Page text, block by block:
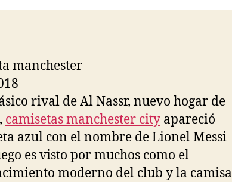
rival de Al Nassr, nuevo hogar de
camisetas manchester city apareció
azul con el nombre de Lionel Messi
es visto por muchos como el
moderno del club y la camisa